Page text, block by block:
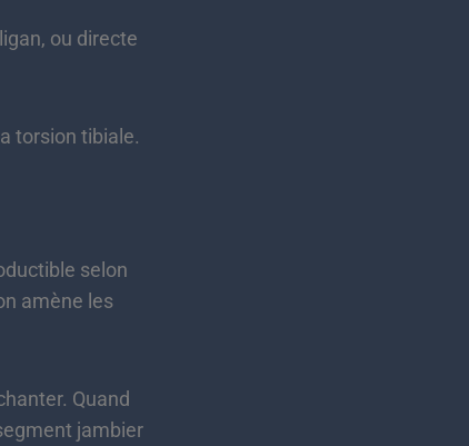
ou directe
torsion tibiale.
selon
amène les
Quand
jambier